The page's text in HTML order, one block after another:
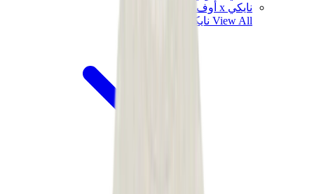
نايكي x أوف وايت
View All نايكي